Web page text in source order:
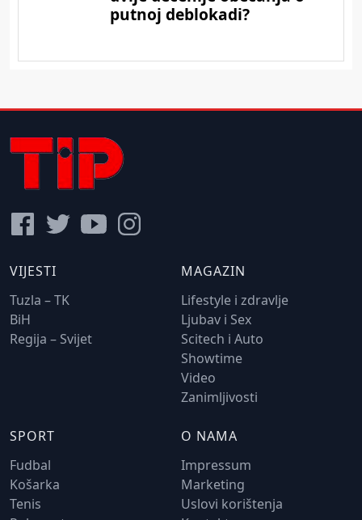
VIJESTI
Tuzla – TK
BiH
Regija – Svijet
MAGAZIN
Lifestyle i zdravlje
Ljubav i Sex
Scitech i Auto
Showtime
Video
Zanimljivosti
SPORT
Fudbal
Košarka
Tenis
O NAMA
Impressum
Marketing
Uslovi korištenja